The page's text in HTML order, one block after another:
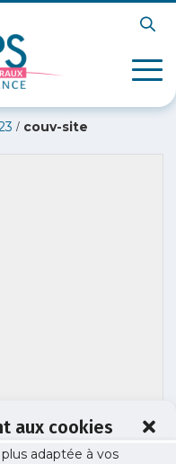
aux cookies
adaptée à vos
/ couv-site